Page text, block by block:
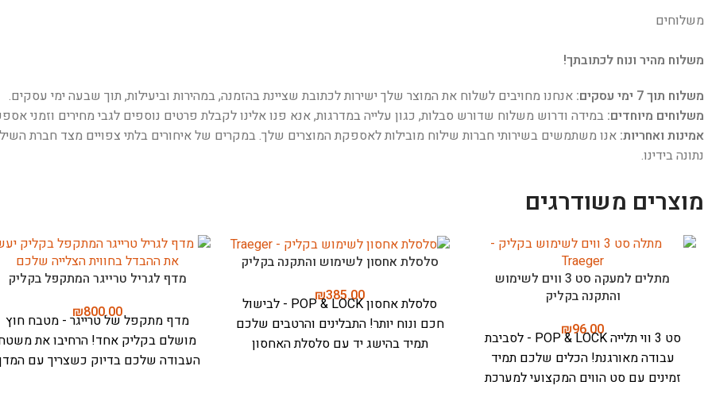
משלוחים
משלוח מהיר ונוח לכתובתך!
משלוח תוך 7 ימי עסקים:
אנחנו מחויבים לשלוח את המוצר שלך ישירות לכתובת שציינת בהזמנה, במהירות וביעילות, תוך שבעה ימי עסקים.
משלוחים מיוחדים: במידה ודרוש משלוח שדורש סבלות, כגון עלייה במדרגות, אנא פנו אלינו לקבלת פרטים נוספים לגבי מחירים וזמני
אמינות ואחריות: אנו משתמשים בשירותי חברות שילוח מובילות לאספקת המוצרים שלך. במקרים של איחורים בלתי צפויים מצד חברת
נתונה בידינו.
מוצרים משודרגים
מתלים למעקה סט 3 ווים לשימוש
והתקנה בקליק
₪96.00
סט 3 ווי תלייה POP & LOCK - לסביבת
עבודה מאורגנת! הכלים שלכם תמיד
זמינים עם סט הווים המקצועי למערכת
סלסלת אחסון לשימוש והתקנה בקליק
₪385.00
סלסלת אחסון POP & LOCK - לבישול
חכם ונוח יותר! התבלינים והרטבים שלכם
תמיד בהישג יד עם סלסלת האחסון
מדף לגריל טרייגר המתקפל בקליק
₪800.00
מדף מתקפל של טרייגר - מטבח חוץ
מושלם בקליק אחד! הרחיבו את
העבודה שלכם בדיוק כשצריך עם